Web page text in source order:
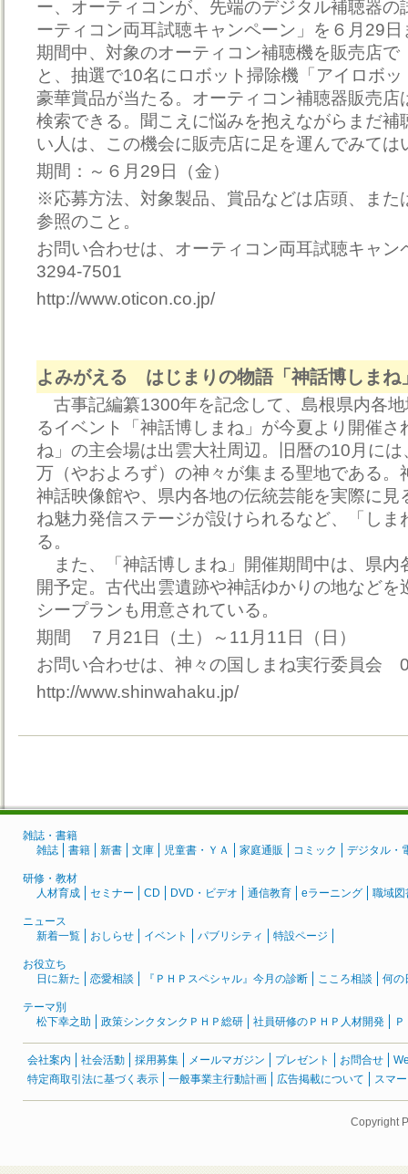
ー、オーティコンが、先端のデジタル補聴器の
ーティコン両耳試聴キャンペーン」を６月29
期間中、対象のオーティコン補聴機を販売店で
と、抽選で10名にロボット掃除機「アイロボ
豪華賞品が当たる。オーティコン補聴器販売店
検索できる。聞こえに悩みを抱えながらまだ補
い人は、この機会に販売店に足を運んでみては
期間：～６月29日（金）
※応募方法、対象製品、賞品などは店頭、また
参照のこと。
お問い合わせは、オーティコン両耳試聴キャ
3294-7501
http://www.oticon.co.jp/
よみがえる はじまりの物語「神話博しまね
古事記編纂1300年を記念して、島根県内各
るイベント「神話博しまね」が今夏より開催さ
ね」の主会場は出雲大社周辺。旧暦の10月に
万（やおよろず）の神々が集まる聖地である。
神話映像館や、県内各地の伝統芸能を実際に見
ね魅力発信ステージが設けられるなど、「しま
る。
また、「神話博しまね」開催期間中は、県内
開予定。古代出雲遺跡や神話ゆかりの地などを
シープランも用意されている。
期間 ７月21日（土）～11月11日（日）
お問い合わせは、神々の国しまね実行委員会
http://www.shinwahaku.jp/
雑誌・書籍
雑誌
書籍 新書 文庫 児童書・ＹＡ 家庭通販 コミック デジタル・
研修・教材
人材育成
セミナー CD DVD・ビデオ 通信教育 eラーニング 職域図
ニュース
新着一覧
おしらせ イベント パブリシティ 特設ページ
お役立ち
日に新た
恋愛相談 『ＰＨＰスペシャル』今月の診断 こころ相談 何の
テーマ別
松下幸之助
政策シンクタンクＰＨＰ総研 社員研修のＰＨＰ人材開発
会社案内 社会活動 採用募集 メールマガジン プレゼント お問合せ
特定商取引法に基づく表示
一般事業主行動計画 広告掲載について スマ
Copyright